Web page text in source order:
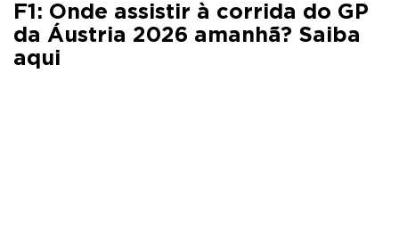
F1: Onde assistir à corrida do GP
da Áustria 2026 amanhã? Saiba
aqui